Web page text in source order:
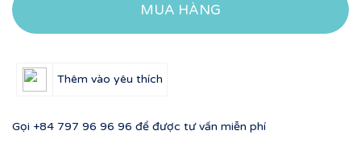
MUA HÀNG
Thêm vào yêu thích
Gọi +84 797 96 96 96 để được tư vấn miễn phí